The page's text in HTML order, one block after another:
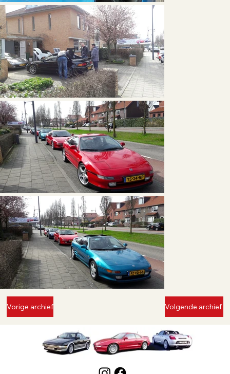
Vorige archief Volgende archief